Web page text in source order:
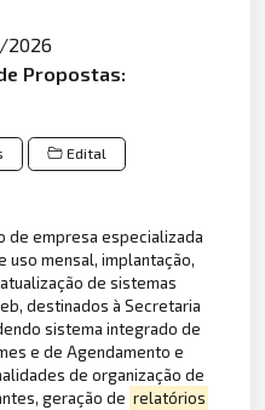
2026
Propostas:
Edital
de empresa especializada
uso mensal, implantação,
de sistemas
destinados à Secretaria
sistema integrado de
e de Agendamento e
de organização de
geração de relatórios